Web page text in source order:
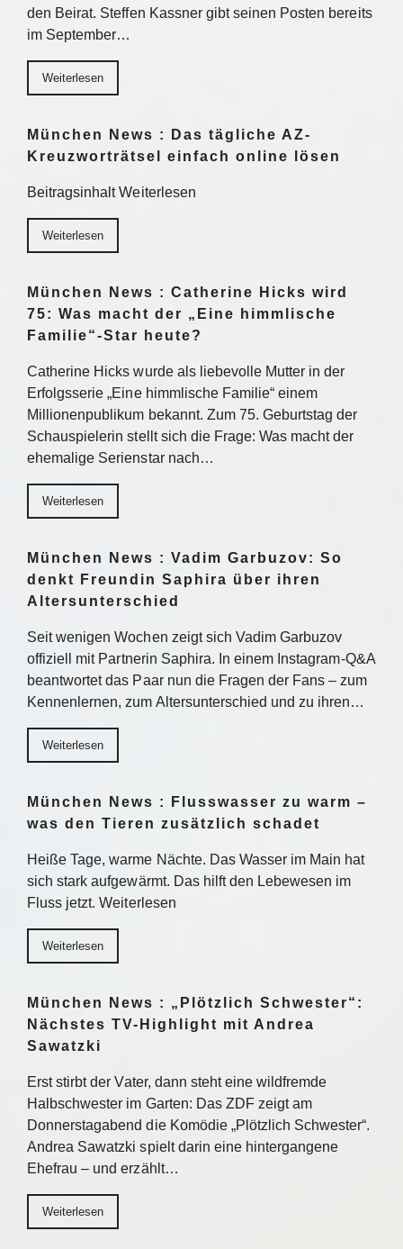
den Beirat. Steffen Kassner gibt seinen Posten bereits
im September…
Weiterlesen
München News : Das tägliche AZ-
Kreuzworträtsel einfach online lösen
Beitragsinhalt Weiterlesen
Weiterlesen
München News : Catherine Hicks wird
75: Was macht der „Eine himmlische
Familie“-Star heute?
Catherine Hicks wurde als liebevolle Mutter in der
Erfolgsserie „Eine himmlische Familie“ einem
Millionenpublikum bekannt. Zum 75. Geburtstag der
Schauspielerin stellt sich die Frage: Was macht der
ehemalige Serienstar nach…
Weiterlesen
München News : Vadim Garbuzov: So
denkt Freundin Saphira über ihren
Altersunterschied
Seit wenigen Wochen zeigt sich Vadim Garbuzov
offiziell mit Partnerin Saphira. In einem Instagram-Q&A
beantwortet das Paar nun die Fragen der Fans – zum
Kennenlernen, zum Altersunterschied und zu ihren…
Weiterlesen
München News : Flusswasser zu warm –
was den Tieren zusätzlich schadet
Heiße Tage, warme Nächte. Das Wasser im Main hat
sich stark aufgewärmt. Das hilft den Lebewesen im
Fluss jetzt. Weiterlesen
Weiterlesen
München News : „Plötzlich Schwester“:
Nächstes TV-Highlight mit Andrea
Sawatzki
Erst stirbt der Vater, dann steht eine wildfremde
Halbschwester im Garten: Das ZDF zeigt am
Donnerstagabend die Komödie „Plötzlich Schwester“.
Andrea Sawatzki spielt darin eine hintergangene
Ehefrau – und erzählt…
Weiterlesen